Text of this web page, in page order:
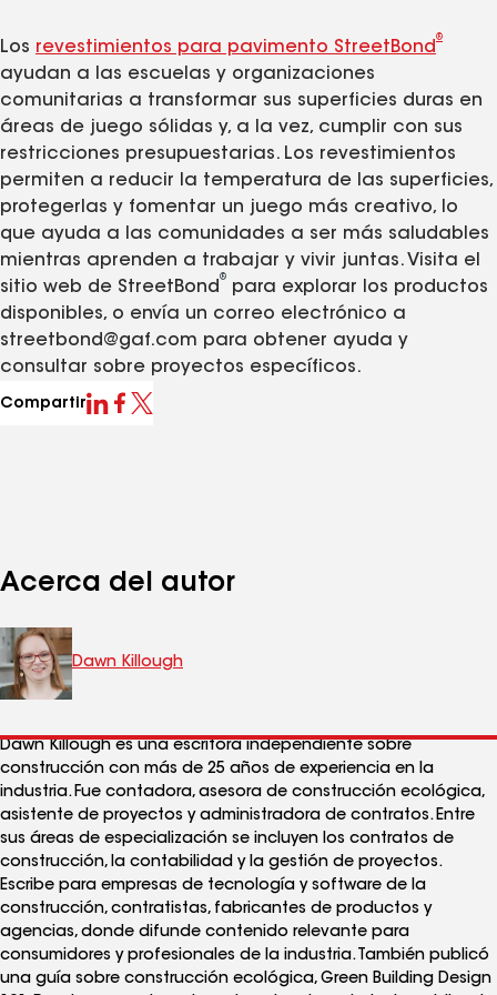
Los revestimientos para pavimento StreetBond
®
ayudan a las escuelas y organizaciones
comunitarias a transformar sus superficies duras en
áreas de juego sólidas y, a la vez, cumplir con sus
restricciones presupuestarias. Los revestimientos
permiten a reducir la temperatura de las superficies,
protegerlas y fomentar un juego más creativo, lo
que ayuda a las comunidades a ser más saludables
mientras aprenden a trabajar y vivir juntas. Visita el
sitio web de StreetBond
®
para explorar los productos
disponibles, o envía un correo electrónico a
streetbond@gaf.com para obtener ayuda y
consultar sobre proyectos específicos.
Compartir
Acerca del autor
Dawn Killough
Dawn Killough es una escritora independiente sobre
construcción con más de 25 años de experiencia en la
industria. Fue contadora, asesora de construcción ecológica,
asistente de proyectos y administradora de contratos. Entre
sus áreas de especialización se incluyen los contratos de
construcción, la contabilidad y la gestión de proyectos.
Escribe para empresas de tecnología y software de la
construcción, contratistas, fabricantes de productos y
agencias, donde difunde contenido relevante para
consumidores y profesionales de la industria. También publicó
una guía sobre construcción ecológica, Green Building Design